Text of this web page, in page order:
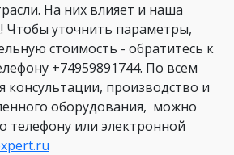
На них влияет и наша
Чтобы уточнить параметры,
стоимость - обратитесь к
+74959891744. По всем
консультации, производство и
оборудования, можно
телефону или электронной